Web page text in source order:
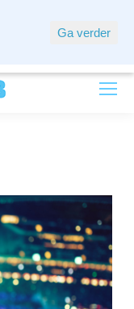
Ga verder